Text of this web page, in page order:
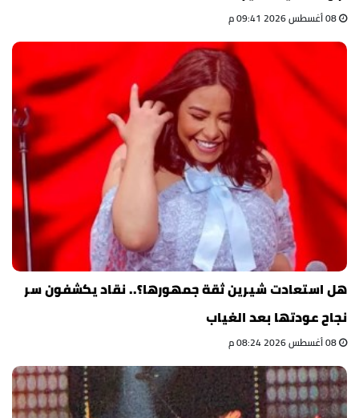
هل استعادت شيرين ثقة جمهورها؟.. نقاد يكشفون سر
نجاح عودتها بعد الغياب